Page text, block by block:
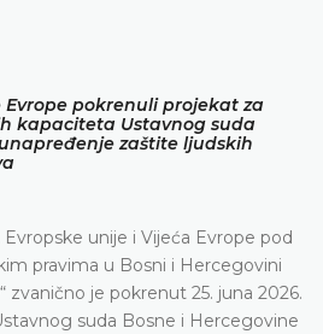
Evrope pokrenuli projekat za
kapaciteta Ustavnog suda
zaštite ljudskih
unije i Vijeća Evrope pod
pravima u Bosni i Hercegovini
zvanično je pokrenut 25. juna 2026.
suda Bosne i Hercegovine